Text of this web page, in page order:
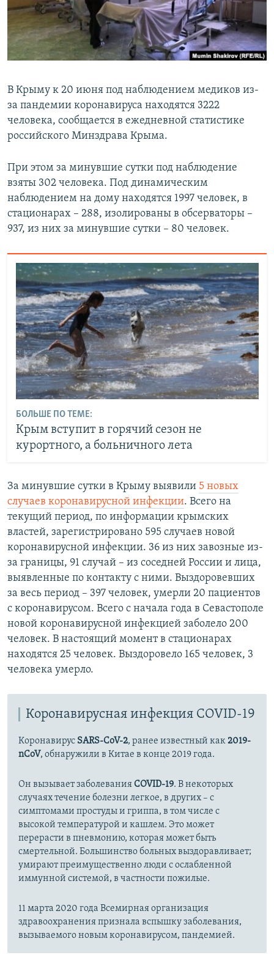
ПОБЕДИТЕЛЕЙ НЕ СУДЯТ?
КРЫМ.НЕПОКОРЕННЫЙ
ELIFBE
ПРИСОЕДИНЯЙТЕСЬ!
Все сайты RFE/RL
В Крыму к 20 июня под наблюдением медиков из-
за пандемии коронавируса находятся 3222
человека, сообщается в ежедневной статистике
российского Минздрава Крыма.
При этом за минувшие сутки под наблюдение
взяты 302 человека. Под динамическим
наблюдением на дому находятся 1997 человек, в
стационарах – 288, изолированы в обсерваторы –
937, из них за минувшие сутки – 80 человек.
БОЛЬШЕ ПО ТЕМЕ:
Крым вступит в горячий сезон не
курортного, а больничного лета
За минувшие сутки в Крыму выявили 5 новых
случаев коронавирусной инфекции. Всего на
текущий период, по информации крымских
властей, зарегистрировано 595 случаев новой
коронавирусной инфекции. 36 из них завозные из-
за границы, 91 случай – из соседней России и лица,
выявленные по контакту с ними. Выздоровевших
за весь период – 397 человек, умерли 20 пациентов
с коронавирусом. Всего с начала года в Севастополе
новой коронавирусной инфекцией заболело 200
человек. В настоящий момент в стационарах
находятся 25 человек. Выздоровело 165 человек, 3
человека умерло.
Коронавирусная инфекция COVID-19
Коронавирус SARS-CoV-2, ранее известный как2019-
nCoV, обнаружили в Китае в конце 2019 года.
Он вызывает заболеванияCOVID-19. В некоторых
случаях течение болезни легкое, в других – с
симптомами простуды и гриппа, в том числе с
высокой температурой и кашлем. Это может
перерасти в пневмонию, которая может быть
смертельной. Большинство больных выздоравливает;
умирают преимущественно люди с ослабленной
иммунной системой, в частности пожилые.
11 марта 2020 года Всемирная организация
здравоохранения признала вспышку заболевания,
вызываемого новым коронавирусом, пандемией.